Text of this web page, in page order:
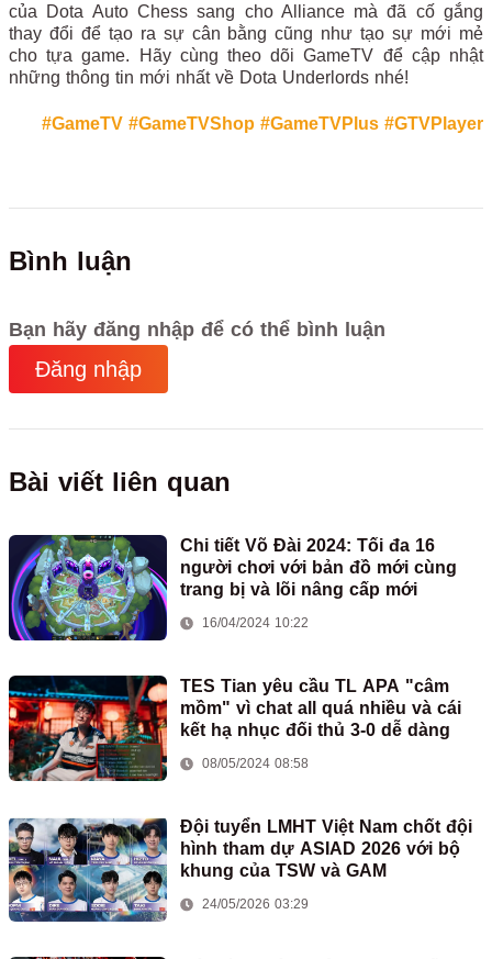
của Dota Auto Chess sang cho Alliance mà đã cố gắng
thay đổi để tạo ra sự cân bằng cũng như tạo sự mới mẻ
cho tựa game. Hãy cùng theo dõi GameTV để cập nhật
những thông tin mới nhất về Dota Underlords nhé!
#GameTV #GameTVShop #GameTVPlus #GTVPlayer
Bình luận
Bạn hãy đăng nhập để có thể bình luận
Đăng nhập
Bài viết liên quan
Chi tiết Võ Đài 2024: Tối đa 16
người chơi với bản đồ mới cùng
trang bị và lõi nâng cấp mới
16/04/2024 10:22
TES Tian yêu cầu TL APA "câm
mồm" vì chat all quá nhiều và cái
kết hạ nhục đối thủ 3-0 dễ dàng
08/05/2024 08:58
Đội tuyển LMHT Việt Nam chốt đội
hình tham dự ASIAD 2026 với bộ
khung của TSW và GAM
24/05/2026 03:29